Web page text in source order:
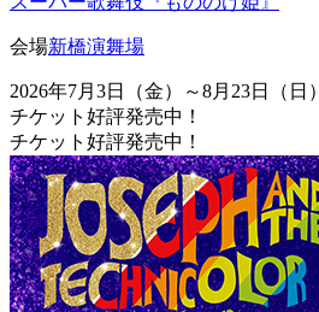
会場新橋演舞場
2026年7月3日（金）～8月23日（日）
チケット好評発売中！
チケット好評発売中！